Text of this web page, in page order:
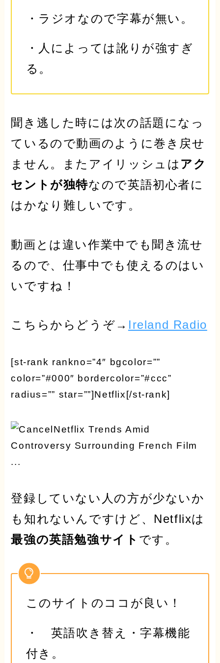
・ラジオなので字幕が無い。
・人によっては訛りが強すぎ
る。
聞き逃した時には次の話題になっ
ているので動画のように巻き戻せ
ません。またアイリッシュは アク
セントが独特なので英語初心者に
はかなり難しいです。
動画とは違い作業中でも聞き流せ
るので、仕事中でも使えるのはい
いですね！
こちらからどうぞ→ Ireland Radio
[st-rank rankno=”4″ bgcolor=””
color=”#000″ bordercolor=”#ccc”
radius=”” star=””]Netflix[/st-rank]
登録していない人の方が少ないか
も知れないんですけど、Netflixは
最強の英語勉強サイト です。
このサイトのココが良い！
・ 英語吹き替え・字幕機能
付き。